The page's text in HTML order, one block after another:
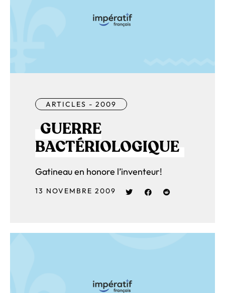
ARTICLES - 2009
GUERRE
BACTÉRIOLOGIQUE
Gatineau en honore l’inventeur!
13 NOVEMBRE 2009